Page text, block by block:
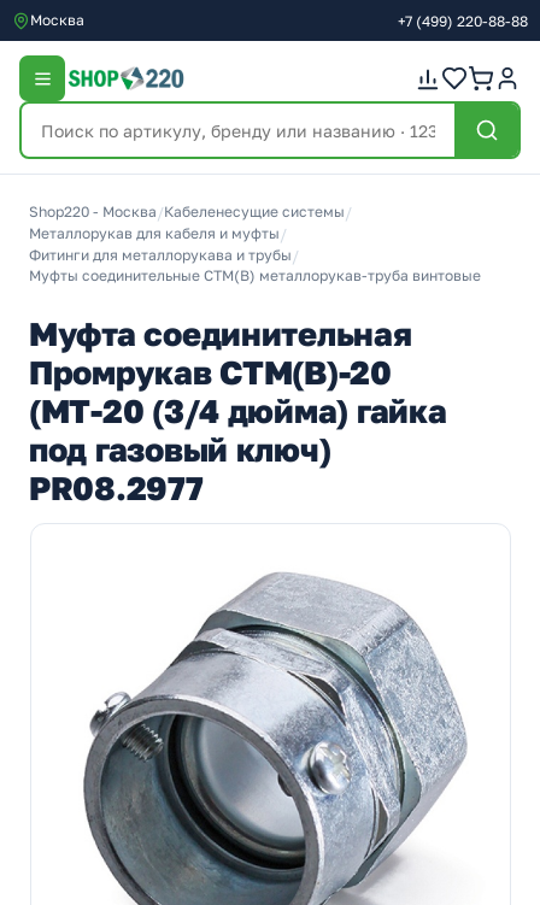
Москва +7 (499) 220-88-88
Shop220 - Москва /Кабеленесущие системы /
Металлорукав для кабеля и муфты /
Фитинги для металлорукава и трубы /
Муфты соединительные СТМ(В) металлорукав-труба винтовые
Муфта соединительная
Промрукав СТМ(В)-20
(МТ-20 (3/4 дюйма) гайка
под газовый ключ)
PR08.2977